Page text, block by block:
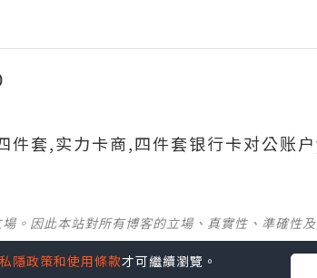
私隱政策和使用條款才可繼續瀏覽。
套,实力卡商,四件套银行卡对公账
。因此本站對所有博客的立場、真實性、準確性